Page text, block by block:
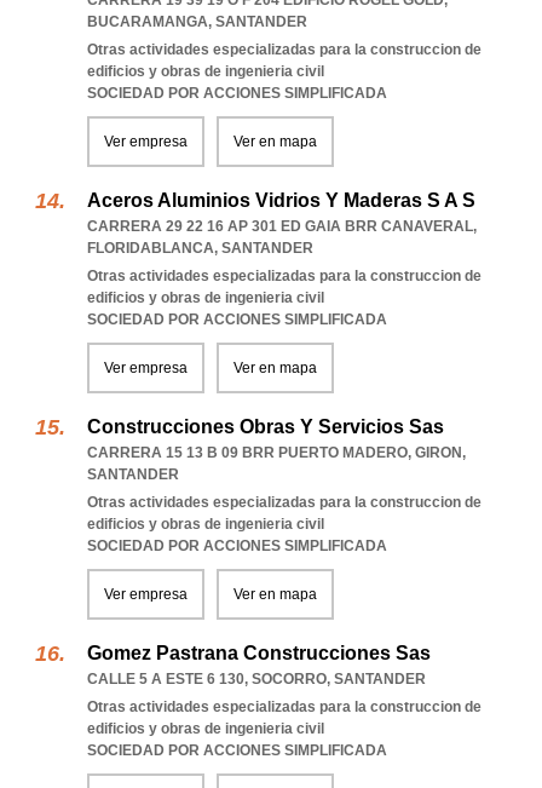
BUCARAMANGA, SANTANDER
Otras actividades especializadas para la construccion de
edificios y obras de ingenieria civil
SOCIEDAD POR ACCIONES SIMPLIFICADA
Ver empresa Ver en mapa
Aceros Aluminios Vidrios Y Maderas S A S
CARRERA 29 22 16 AP 301 ED GAIA BRR CANAVERAL,
FLORIDABLANCA, SANTANDER
Otras actividades especializadas para la construccion de
edificios y obras de ingenieria civil
SOCIEDAD POR ACCIONES SIMPLIFICADA
Ver empresa Ver en mapa
Construcciones Obras Y Servicios Sas
CARRERA 15 13 B 09 BRR PUERTO MADERO, GIRON,
SANTANDER
Otras actividades especializadas para la construccion de
edificios y obras de ingenieria civil
SOCIEDAD POR ACCIONES SIMPLIFICADA
Ver empresa Ver en mapa
Gomez Pastrana Construcciones Sas
CALLE 5 A ESTE 6 130, SOCORRO, SANTANDER
Otras actividades especializadas para la construccion de
edificios y obras de ingenieria civil
SOCIEDAD POR ACCIONES SIMPLIFICADA